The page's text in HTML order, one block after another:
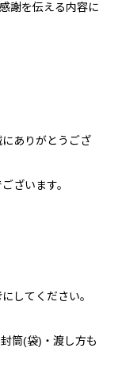
謝を伝える内容に
ありがとうござ
ざいます。
してください。
筒(袋)・渡し方も